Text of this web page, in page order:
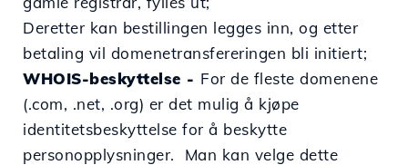
Deretter kan bestillingen legges inn, og etter
betaling vil domenetransfereringen bli initiert;
WHOIS-beskyttelse - For de fleste domenene
(.com, .net, .org) er det mulig å kjøpe
identitetsbeskyttelse for å beskytte
personopplysninger. Man kan velge dette